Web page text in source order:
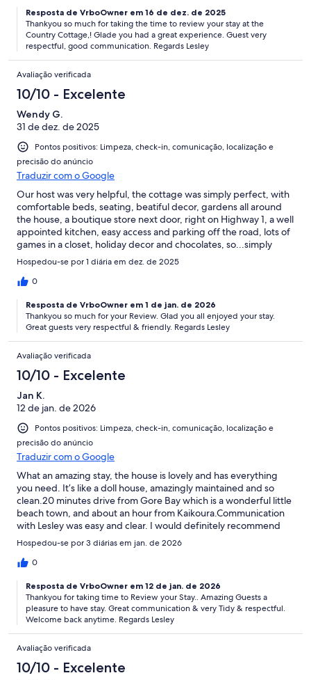
Resposta de VrboOwner em 16 de dez. de 2025
Thankyou so much for taking the time to review your stay at the
Country Cottage,! Glade you had a great experience. Guest very
respectful, good communication. Regards Lesley
Avaliação verificada
10/10 - Excelente
Wendy G.
31 de dez. de 2025
Pontos positivos: Limpeza, check-in, comunicação, localização e
precisão do anúncio
Traduzir com o Google
Our host was very helpful, the cottage was simply perfect, with
comfortable beds, seating, beatiful decor, gardens all around
the house, a boutique store next door, right on Highway 1, a well
appointed kitchen, easy access and parking off the road, lots of
games in a closet, holiday decor and chocolates, so...simply
wonderful!
Hospedou-se por 1 diária em dez. de 2025
0
Resposta de VrboOwner em 1 de jan. de 2026
Thankyou so much for your Review. Glad you all enjoyed your stay.
Great guests very respectful & friendly. Regards Lesley
Avaliação verificada
10/10 - Excelente
Jan K.
12 de jan. de 2026
Pontos positivos: Limpeza, check-in, comunicação, localização e
precisão do anúncio
Traduzir com o Google
What an amazing stay, the house is lovely and has everything
you need. It’s like a doll house, amazingly maintained and so
clean.20 minutes drive from Gore Bay which is a wonderful little
beach town, and about an hour from Kaikoura.Communication
with Lesley was easy and clear. I would definitely recommend
people to stay here.
Hospedou-se por 3 diárias em jan. de 2026
0
Resposta de VrboOwner em 12 de jan. de 2026
Thankyou for taking time to Review your Stay.. Amazing Guests a
pleasure to have stay. Great communication & very Tidy & respectful.
Welcome back anytime. Regards Lesley
Avaliação verificada
10/10 - Excelente